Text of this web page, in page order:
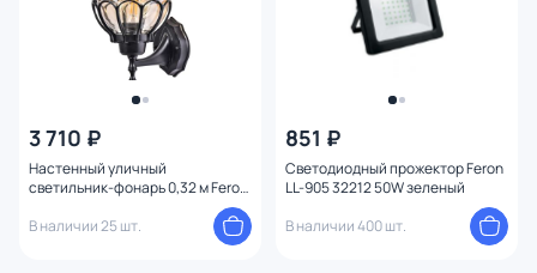
3 710 ₽
Настенный уличный
светильник-фонарь 0,32 м Feron
В наличии 25 шт.
851 ₽
Светодиодный прожектор Feron
LL-905 32212 50W зеленый
В наличии 400 шт.